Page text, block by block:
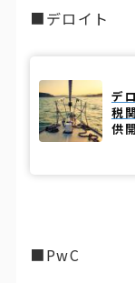
■デロイト
デ
税
供
■PwC